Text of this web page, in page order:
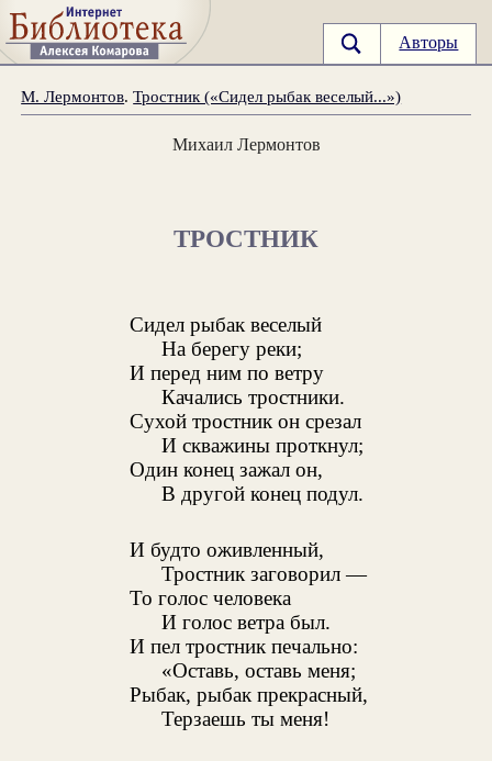
Авторы
М. Лермонтов.Тростник («Сидел рыбак веселый...»)
Михаил Лермонтов
ТРОСТНИК
Сидел рыбак веселый
На берегу реки;
И перед ним по ветру
Качались тростники.
Сухой тростник он срезал
И скважины проткнул;
Один конец зажал он,
В другой конец подул.
И будто оживленный,
Тростник заговорил —
То голос человека
И голос ветра был.
И пел тростник печально:
«Оставь, оставь меня;
Рыбак, рыбак прекрасный,
Терзаешь ты меня!